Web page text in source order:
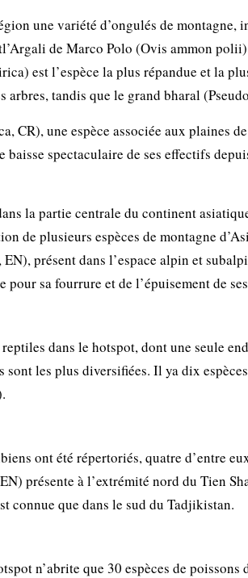
une variété d’ongulés de montagne,
de Marco Polo (Ovis ammon polii)
est l’espèce la plus répandue et la
arbres, tandis que le grand bharal
CR), une espèce associée aux plaines
baisse spectaculaire de ses effectifs
la partie centrale du continent
de plusieurs espèces de montagne
présent dans l’espace alpin et
sa fourrure et de l’épuisement de
dans le hotspot, dont une seule
sont les plus diversifiées. Il ya dix
ont été répertoriés, quatre d’entre
présente à l’extrémité nord du Tien
connue que dans le sud du Tadjikistan.
n’abrite que 30 espèces de